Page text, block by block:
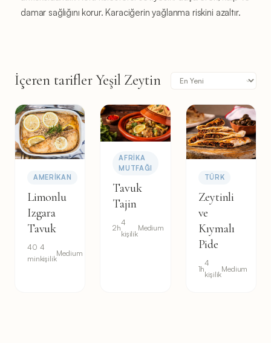
damar sağlığını korur. Karaciğerin yağlanma riskini azaltır.
İçeren tarifler Yeşil Zeytin
AMERIKAN
Limonlu
Izgara
Tavuk
40
min
4
kişilik
Medium
AFRIKA
MUTFAĞI
Tavuk
Tajin
2h
4
kişilik
Medium
TÜRK
Zeytinli
ve
Kıymalı
Pide
1h
4
kişilik
Medium